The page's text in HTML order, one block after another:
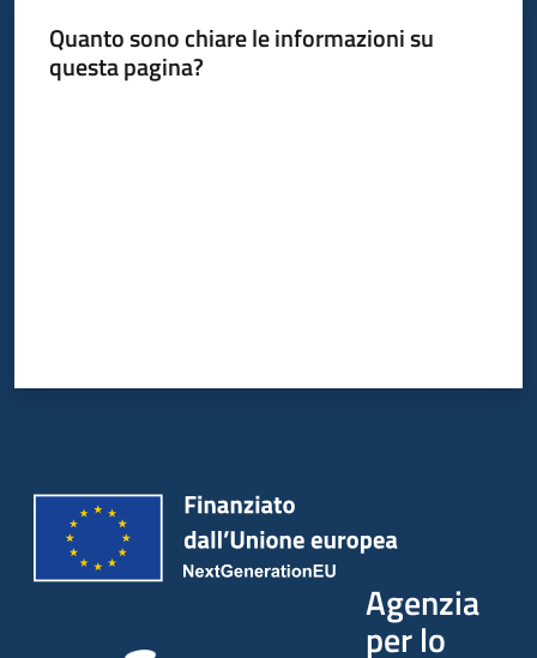
Quanto sono chiare le informazioni su
questa pagina?
Agenzia
per lo